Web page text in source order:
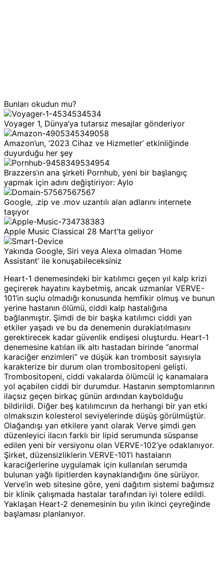
Bunları okudun mu?
Voyager 1, Dünya’ya tutarsız mesajlar gönderiyor
Amazon’un, ‘2023 Cihaz ve Hizmetler’ etkinliğinde
duyurduğu her şey
Brazzers’ın ana şirketi Pornhub, yeni bir başlangıç
yapmak için adını değiştiriyor: Aylo
Google, .zip ve .mov uzantılı alan adlarını internete
taşıyor
Apple Music Classical 28 Mart’ta geliyor
Yakında Google, Siri veya Alexa olmadan ‘Home
Assistant’ ile konuşabileceksiniz
Heart-1 denemesindeki bir katılımcı geçen yıl kalp krizi
geçirerek hayatını kaybetmiş, ancak uzmanlar VERVE-
101’in suçlu olmadığı konusunda hemfikir olmuş ve bunun
yerine hastanın ölümü, ciddi kalp hastalığına
bağlanmıştır. Şimdi de bir başka katılımcı ciddi yan
etkiler yaşadı ve bu da denemenin duraklatılmasını
gerektirecek kadar güvenlik endişesi oluşturdu. Heart-1
denemesine katılan ilk altı hastadan birinde “anormal
karaciğer enzimleri” ve düşük kan trombosit sayısıyla
karakterize bir durum olan trombositopeni gelişti.
Trombositopeni, ciddi vakalarda ölümcül iç kanamalara
yol açabilen ciddi bir durumdur. Hastanın semptomlarının
ilaçsız geçen birkaç günün ardından kaybolduğu
bildirildi. Diğer beş katılımcının da herhangi bir yan etki
olmaksızın kolesterol seviyelerinde düşüş görülmüştür.
Olağandışı yan etkilere yanıt olarak Verve şimdi gen
düzenleyici ilacın farklı bir lipid serumunda süspanse
edilen yeni bir versiyonu olan VERVE-102’ye odaklanıyor.
Şirket, düzensizliklerin VERVE-101’i hastaların
karaciğerlerine uygulamak için kullanılan serumda
bulunan yağlı lipitlerden kaynaklandığını öne sürüyor.
Verve’in web sitesine göre, yeni dağıtım sistemi bağımsız
bir klinik çalışmada hastalar tarafından iyi tolere edildi.
Yaklaşan Heart-2 denemesinin bu yılın ikinci çeyreğinde
başlaması planlanıyor.